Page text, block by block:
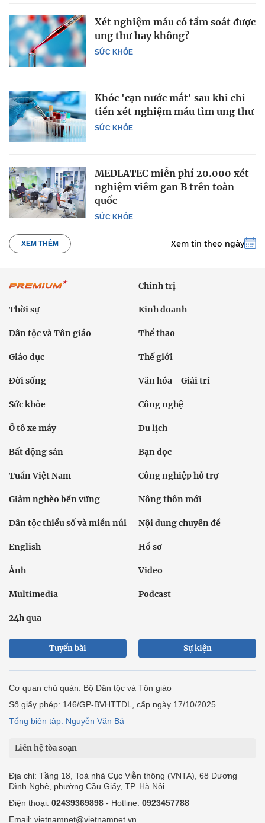
SỨC KHỎE
Xét nghiệm máu có tầm soát được
ung thư hay không?
SỨC KHỎE
Khóc 'cạn nước mắt' sau khi chi
tiền xét nghiệm máu tìm ung thư
SỨC KHỎE
MEDLATEC miễn phí 20.000 xét
nghiệm viêm gan B trên toàn
quốc
XEM THÊM Xem tin theo ngày
Chính trị
Thời sự Kinh doanh
Dân tộc và Tôn giáo Thể thao
Giáo dục Thế giới
Đời sống Văn hóa - Giải trí
Sức khỏe Công nghệ
Ô tô xe máy Du lịch
Bất động sản Bạn đọc
Tuần Việt Nam Công nghiệp hỗ trợ
Giảm nghèo bền vững Nông thôn mới
Dân tộc thiểu số và miền núi Nội dung chuyên đề
English Hồ sơ
Ảnh Video
Multimedia Podcast
24h qua
Tuyến bài Sự kiện
Cơ quan chủ quản: Bộ Dân tộc và Tôn giáo
Số giấy phép: 146/GP-BVHTTDL, cấp ngày 17/10/2025
Tổng biên tập: Nguyễn Văn Bá
Liên hệ tòa soạn
Địa chỉ: Tầng 18, Toà nhà Cục Viễn thông (VNTA), 68 Dương
Đình Nghệ, phường Cầu Giấy, TP. Hà Nội.
Điện thoại: 02439369898 - Hotline: 0923457788
Email: vietnamnet@vietnamnet.vn